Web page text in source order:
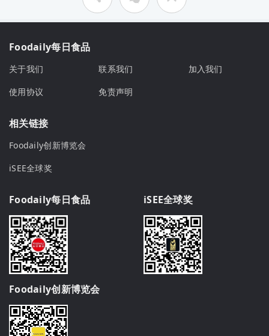
Foodaily每日食品
关于我们 联系我们
加入我们
使用协议
免责声明
相关链接
Foodaily创新博览会
iSEE全球奖
Foodaily每日食品 iSEE全球奖
Foodaily创新博览会